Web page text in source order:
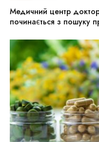
Медичний центр
починається з пошуку